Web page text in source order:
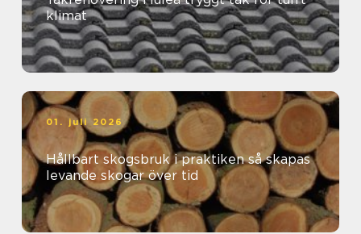
klimat
01. juli 2026
Hållbart skogsbruk i praktiken så skapas
levande skogar över tid